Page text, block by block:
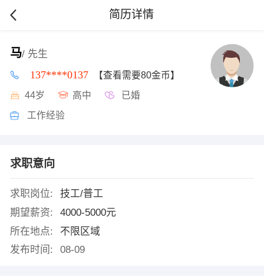
简历详情
马/ 先生
137****0137 【查看需要80金币】
44岁 高中 已婚
工作经验
求职意向
求职岗位:
技工/普工
期望薪资:
4000-5000元
所在地点:
不限区域
发布时间:
08-09